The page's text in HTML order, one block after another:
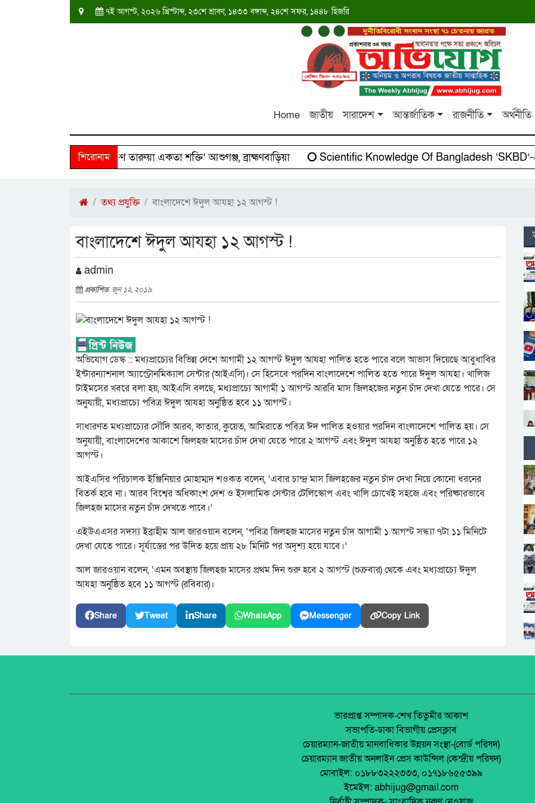
৭ই আগস্ট, ২০২৬ খ্রিস্টাব্দ, ২৩শে শ্রাবণ, ১৪৩৩ বঙ্গাব্দ, ২৪শে সফর, ১৪৪৮ হিজরি
Home জাতীয় সারাদেশ আন্তর্জাতিক রাজনীতি অর্থনীতি
শিরোনাম
পরিবারের পাশে ‘দক্ষিণ তারুয়া একতা শক্তি’ আশুগঞ্জ, ব্রাহ্মণবাড়িয়া Scientific Knowledge Of Bangladesh ‘SKBD’-এর
তথ্য প্রযুক্তি বাংলাদেশে ঈদুল আযহা ১২ আগস্ট !
বাংলাদেশে ঈদুল আযহা ১২ আগস্ট !
admin
প্রকাশিত জুন ১২, ২০১৯
অভিযোগ ডেস্ক ::মধ্যপ্রাচ্যের বিভিন্ন দেশে আগামী ১২ আগস্ট ঈদুল আযহা পালিত হতে পারে বলে আভাস দিয়েছে আবুধাবির
ইন্টারন্যাশনাল অ্যাস্ট্রোনমিক্যাল সেন্টার (আইএসি)। সে হিসেবে পরদিন বাংলাদেশে পালিত হতে পারে ঈদুল আযহা। খালিজ
টাইমসের খবরে বলা হয়, আইএসি বলছে, মধ্যপ্রাচ্যে আগামী ১ আগস্ট আরবি মাস জিলহজের নতুন চাঁদ দেখা যেতে পারে। সে
অনুযায়ী, মধ্যপ্রাচ্যে পবিত্র ঈদুল আযহা অনুষ্ঠিত হবে ১১ আগস্ট।
সাধারণত মধ্যপ্রাচ্যের সৌদি আরব, কাতার, কুয়েত, আমিরাতে পবিত্র ঈদ পালিত হওয়ার পরদিন বাংলাদেশে পালিত হয়। সে
অনুযায়ী, বাংলাদেশের আকাশে জিলহজ মাসের চাঁদ দেখা যেতে পারে ২ আগস্ট এবং ঈদুল আযহা অনুষ্ঠিত হতে পারে ১২
আগস্ট।
আইএসির পরিচালক ইঞ্জিনিয়ার মোহাম্মদ শওকত বলেন, ‘এবার চান্দ্র মাস জিলহজের নতুন চাঁদ দেখা নিয়ে কোনো ধরনের
বিতর্ক হবে না। আরব বিশ্বের অধিকাংশ দেশ ও ইসলামিক সেন্টার টেলিস্কোপ এবং খালি চোখেই সহজে এবং পরিষ্কারভাবে
জিলহজ মাসের নতুন চাঁদ দেখতে পাবে।’
এইউএএসর সদস্য ইব্রাহীম আল জারওয়ান বলেন, ‘পবিত্র জিলহজ মাসের নতুন চাঁদ আগামী ১ আগস্ট সন্ধ্যা ৭টা ১১ মিনিটে
দেখা যেতে পারে। সূর্যাস্তের পর উদিত হয়ে প্রায় ২৮ মিনিট পর অদৃশ্য হয়ে যাবে।’
আল জারওয়ান বলেন, ‘এমন অবস্থায় জিলহজ মাসের প্রথম দিন শুরু হবে ২ আগস্ট (শুক্রবার) থেকে এবং মধ্যপ্রাচ্যে ঈদুল
আযহা অনুষ্ঠিত হবে ১১ আগস্ট (রবিবার)।
Share Tweet Share WhatsApp Messenger Copy Link
ভারপ্রাপ্ত সম্পাদক-শেখ তিতুমীর আকাশ
সভাপতি-ঢাকা বিভাগীয় প্রেসক্লাব
চেয়ারম্যান-জাতীয় মানবাধিকার উন্নয়ন সংস্থা-(বোর্ড পরিষদ)
চেয়ারম্যান জাতীয় অনলাইন প্রেস কাউন্সিল (কেন্দ্রীয় পরিষদ)
মোবাইল: ০১৮৮৩২২২৩৩৩, ০১৭১৮৬৫৫৩৯৯
ইমেইল: abhijug@gmail.com